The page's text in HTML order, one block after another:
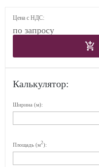
Цена с НДС:
по запросу
Калькулятор:
Ширина (м):
Площадь (м2):